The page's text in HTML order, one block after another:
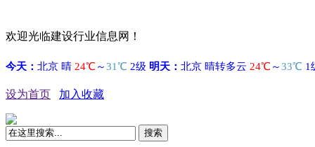
欢迎光临建设行业信息网！
设为首页 加入收藏
搜索